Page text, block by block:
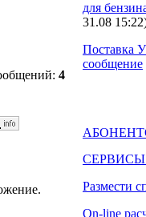
4
для
31.08 15:22
Поставка
сообщение
СЕРВИСЫ
Размести
On-line